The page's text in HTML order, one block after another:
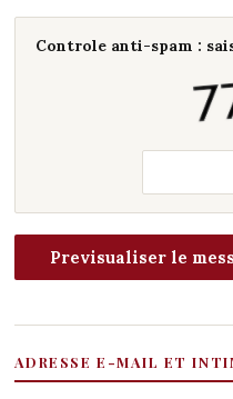
Controle anti-spam :
ADRESSE E-MAIL ET